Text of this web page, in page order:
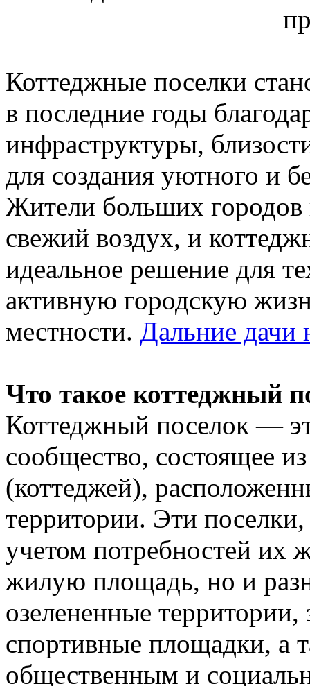
Коттеджные поселки
в последние годы
инфраструктуры,
для создания уютного и
Жители больших
свежий воздух, и
идеальное решение для
активную городскую
местности. Дальние дачи
Что такое коттеджный
Коттеджный поселок —
сообщество, состоящее
(коттеджей),
территории. Эти
учетом потребностей их
жилую площадь, но и
озелененные
спортивные площадки, а
общественным и